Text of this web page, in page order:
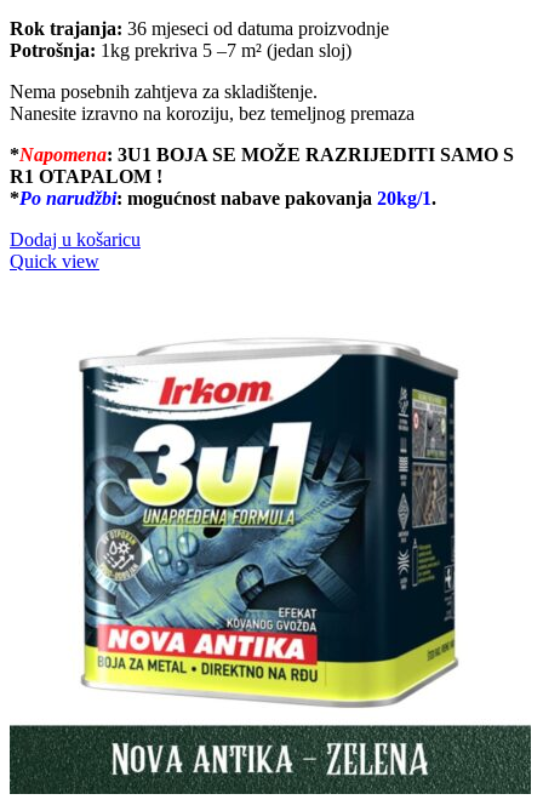
Rok trajanja: 36 mjeseci od datuma proizvodnje
Potrošnja: 1kg prekriva 5 –7 m² (jedan sloj)
Nema posebnih zahtjeva za skladištenje.
Nanesite izravno na koroziju, bez temeljnog premaza
*Napomena: 3U1 BOJA SE MOŽE RAZRIJEDITI SAMO S
R1 OTAPALOM !
*Po narudžbi: mogućnost nabave pakovanja 20kg/1.
Dodaj u košaricu
Quick view